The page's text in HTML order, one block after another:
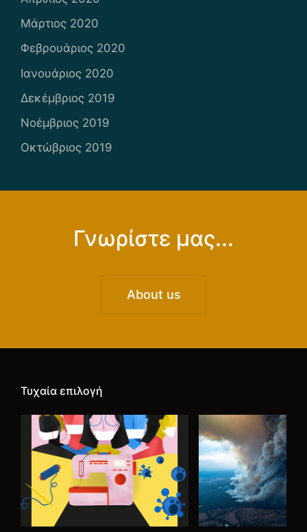
Μάρτιος 2020
Φεβρουάριος 2020
Ιανουάριος 2020
Δεκέμβριος 2019
Νοέμβριος 2019
Οκτώβριος 2019
Γνωρίστε μας...
About us
Τυχαία επιλογή